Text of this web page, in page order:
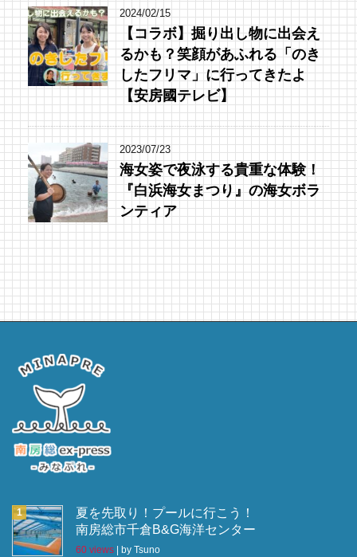
2024/02/15
【コラボ】掘り出し物に出会え
るかも？笑顔があふれる「のき
したフリマ」に行ってきたよ
【安房國テレビ】
2023/07/23
海女姿で夜泳する貴重な体験！
『白浜海女まつり』の海女ボラ
ンティア
夏を先取り！プールに行こう！
南房総市千倉B&G海洋センター
60 views by Tsuno